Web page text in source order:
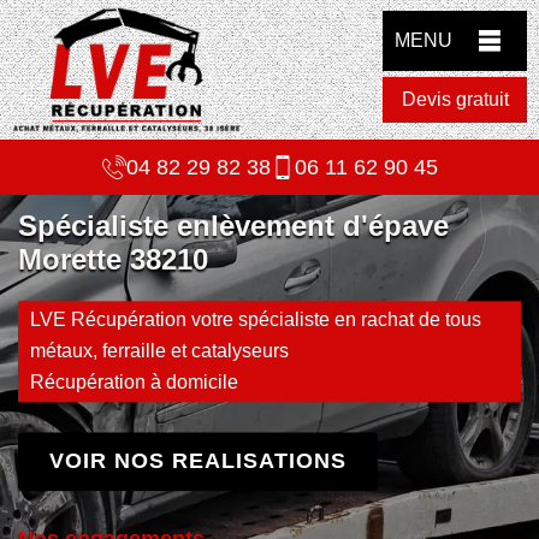
MENU
Devis gratuit
04 82 29 82 38 06 11 62 90 45
Spécialiste enlèvement d'épave
Morette 38210
LVE Récupération votre spécialiste en rachat de tous
métaux, ferraille et catalyseurs
Récupération à domicile
VOIR NOS REALISATIONS